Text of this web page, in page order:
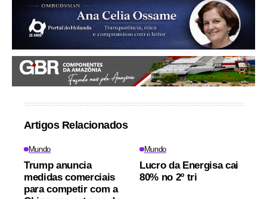
Artigos Relacionados
Mundo
Trump anuncia
medidas comerciais
para competir com a
Mundo
Lucro da Energisa cai
80% no 2º tri